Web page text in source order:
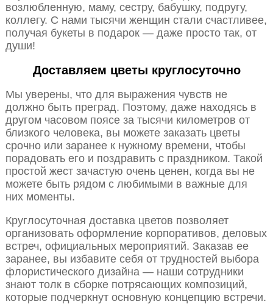
возлюбленную, маму, сестру, бабушку, подругу,
коллегу. С нами тысячи женщин стали счастливее,
получая букеты в подарок — даже просто так, от
души!
Доставляем цветы круглосуточно
Мы уверены, что для выражения чувств не
должно быть преград. Поэтому, даже находясь в
другом часовом поясе за тысячи километров от
близкого человека, вы можете заказать цветы
срочно или заранее к нужному времени, чтобы
порадовать его и поздравить с праздником. Такой
простой жест зачастую очень ценен, когда вы не
можете быть рядом с любимыми в важные для
них моменты.
Круглосуточная доставка цветов позволяет
организовать оформление корпоративов, деловых
встреч, официальных мероприятий. Заказав ее
заранее, вы избавите себя от трудностей выбора
флористического дизайна — наши сотрудники
знают толк в сборке потрясающих композиций,
которые подчеркнут основную концепцию встречи.